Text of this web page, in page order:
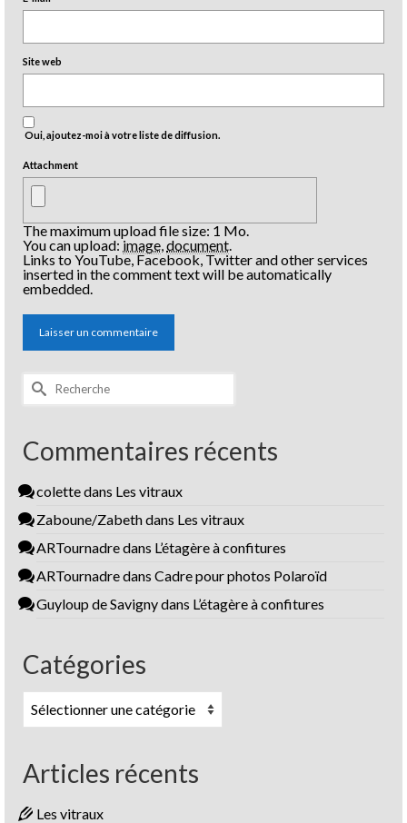
Site web
Oui, ajoutez-moi à votre liste de diffusion.
Attachment
The maximum upload file size: 1 Mo.
You can upload:image document
Links to YouTube, Facebook, Twitter and other services
inserted in the comment text will be automatically
embedded.
Rechercher :
Commentaires récents
colettedans Les vitraux
Zaboune/Zabethdans Les vitraux
ARTournadredans L’étagère à confitures
ARTournadredans Cadre pour photos Polaroïd
Guyloup de Savignydans L’étagère à confitures
Catégories
Catégories
Articles récents
Les vitraux